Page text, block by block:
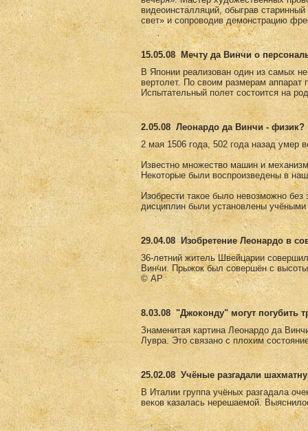
видеоинсталляций, обыграв
свет» и сопроводив демонстрацию
15.05.08 Мечту да Винчи о
В Японии реализован один из самых
вертолет. По своим размерам
Испытательный полет состоится на
2.05.08 Леонардо да Винчи - физик?
2 мая 1506 года, 502 года назад умер
Известно множество машин и
Некоторые были воспроизведены в
Изобрести такое было невозможно
дисциплин были установлены
29.04.08
Изобретение Леонардо в
36-летний житель Швейцарии
Винчи. Прыжок был совершён с
© AP
8.03.08 "Джоконду" могут погубить
Знаменитая картина Леонардо да
Лувра. Это связано с плохим
25.02.08 Учёные разгадали
В Италии группа учёных разгадала
веков казалась нерешаемой.